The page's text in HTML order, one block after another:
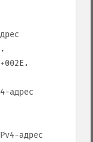
.
.
адрес
адрес